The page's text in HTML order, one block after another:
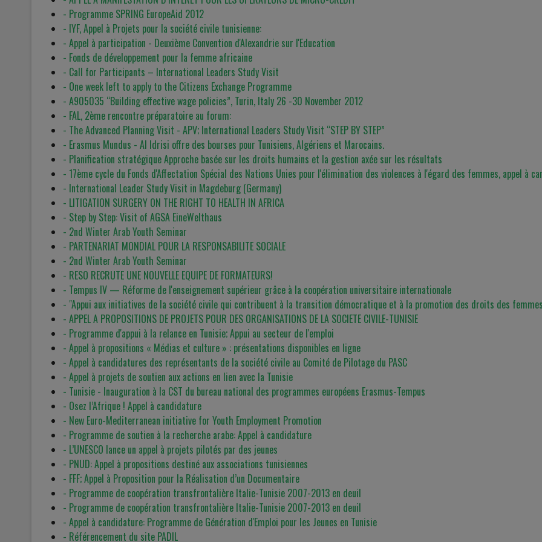
- Programme SPRING EuropeAid 2012
- IYF, Appel à Projets pour la société civile tunisienne:
- Appel à participation - Deuxième Convention d'Alexandrie sur l'Education
- Fonds de développement pour la femme africaine
- Call for Participants – International Leaders Study Visit
- One week left to apply to the Citizens Exchange Programme
- A905035 “Building effective wage policies”, Turin, Italy 26 -30 November 2012
- FAL, 2ème rencontre préparatoire au forum:
- The Advanced Planning Visit - APV; International Leaders Study Visit “STEP BY STEP”
- Erasmus Mundus - Al Idrisi offre des bourses pour Tunisiens, Algériens et Marocains.
- Planification stratégique Approche basée sur les droits humains et la gestion axée sur les résultats
- 17ème cycle du Fonds d'Affectation Spécial des Nations Unies pour l'élimination des violences à l'égard des femmes, appel à
- International Leader Study Visit in Magdeburg (Germany)
- LITIGATION SURGERY ON THE RIGHT TO HEALTH IN AFRICA
- Step by Step: Visit of AGSA EineWelthaus
- 2nd Winter Arab Youth Seminar
- PARTENARIAT MONDIAL POUR LA RESPONSABILITE SOCIALE
- 2nd Winter Arab Youth Seminar
- RESO RECRUTE UNE NOUVELLE EQUIPE DE FORMATEURS!
- Tempus IV — Réforme de l'enseignement supérieur grâce à la coopération universitaire internationale
- "Appui aux initiatives de la société civile qui contribuent à la transition démocratique et à la promotion des droits des
- APPEL A PROPOSITIONS DE PROJETS POUR DES ORGANISATIONS DE LA SOCIETE CIVILE-TUNISIE
- Programme d'appui à la relance en Tunisie; Appui au secteur de l'emploi
- Appel à propositions « Médias et culture » : présentations disponibles en ligne
- Appel à candidatures des représentants de la société civile au Comité de Pilotage du PASC
- Appel à projets de soutien aux actions en lien avec la Tunisie
- Tunisie - Inauguration à la CST du bureau national des programmes européens Erasmus-Tempus
- Osez l’Afrique ! Appel à candidature
- New Euro-Mediterranean initiative for Youth Employment Promotion
- Programme de soutien à la recherche arabe: Appel à candidature
- L’UNESCO lance un appel à projets pilotés par des jeunes
- PNUD: Appel à propositions destiné aux associations tunisiennes
- FFF; Appel à Proposition pour la Réalisation d’un Documentaire
- Programme de coopération transfrontalière Italie-Tunisie 2007-2013 en deuil
- Programme de coopération transfrontalière Italie-Tunisie 2007-2013 en deuil
- Appel à candidature: Programme de Génération d'Emploi pour les Jeunes en Tunisie
- Référencement du site PADIL